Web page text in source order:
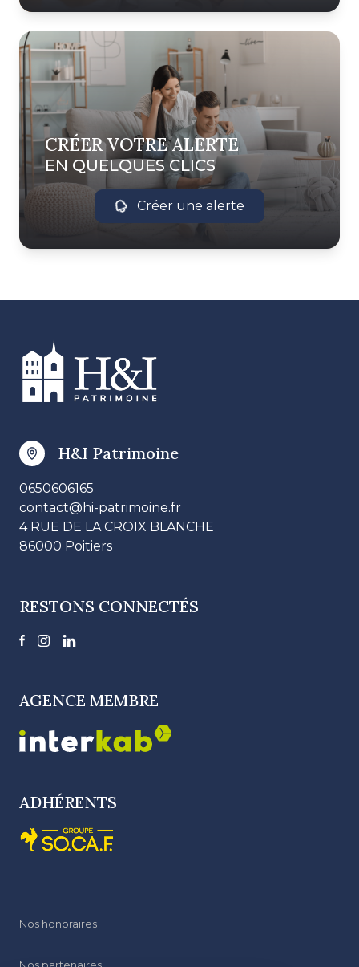
CRÉER VOTRE ALERTE
EN QUELQUES CLICS
Créer une alerte
H&I Patrimoine
0650606165
contact@hi-patrimoine.fr
4 RUE DE LA CROIX BLANCHE
86000 Poitiers
RESTONS CONNECTÉS
AGENCE MEMBRE
ADHÉRENTS
Nos honoraires